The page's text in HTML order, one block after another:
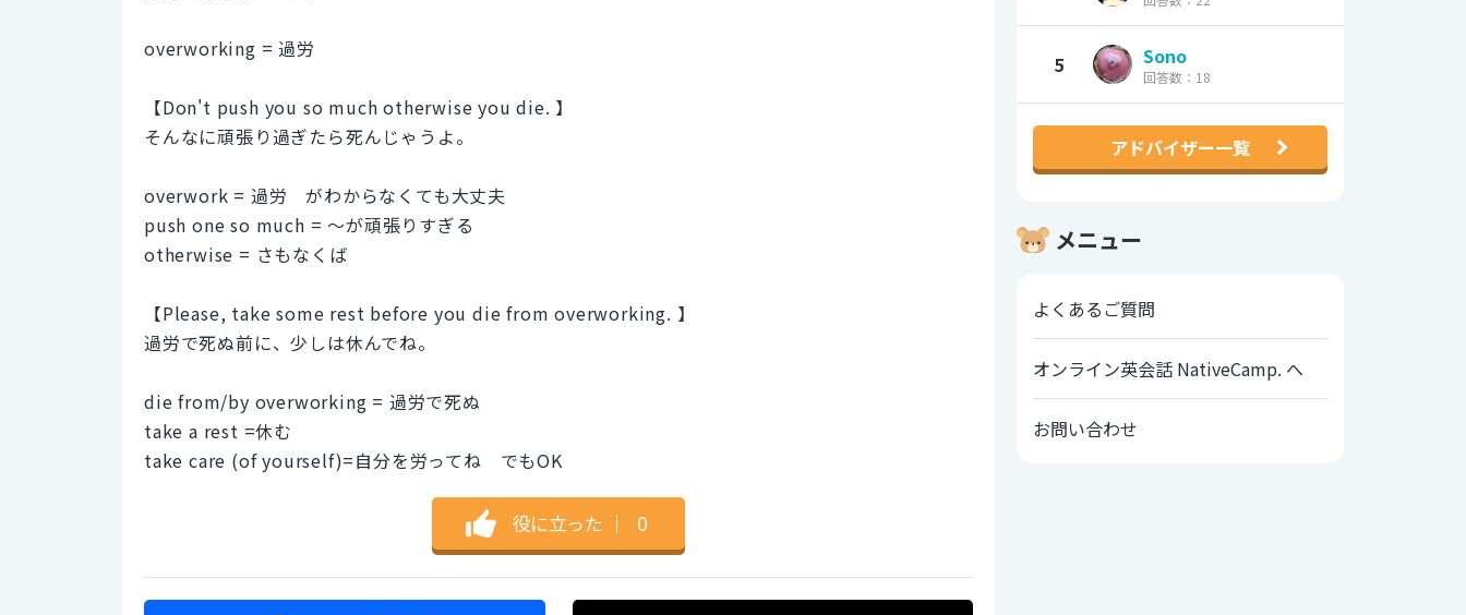
overworking = 過労
【Don't push you so much otherwise you die. 】
そんなに頑張り過ぎたら死んじゃうよ。
overwork = 過労 がわからなくても大丈夫
push one so much = ～が頑張りすぎる
otherwise = さもなくば
【Please, take some rest before you die from overworking. 】
過労で死ぬ前に、少しは休んでね。
die from/by overworking = 過労で死ぬ
take a rest =休む
take care (of yourself)=自分を労ってね でもOK
役に立った ｜ 0
5 Sono
回答数：18
アドバイザー一覧
メニュー
よくあるご質問
オンライン英会話 NativeCamp. へ
お問い合わせ